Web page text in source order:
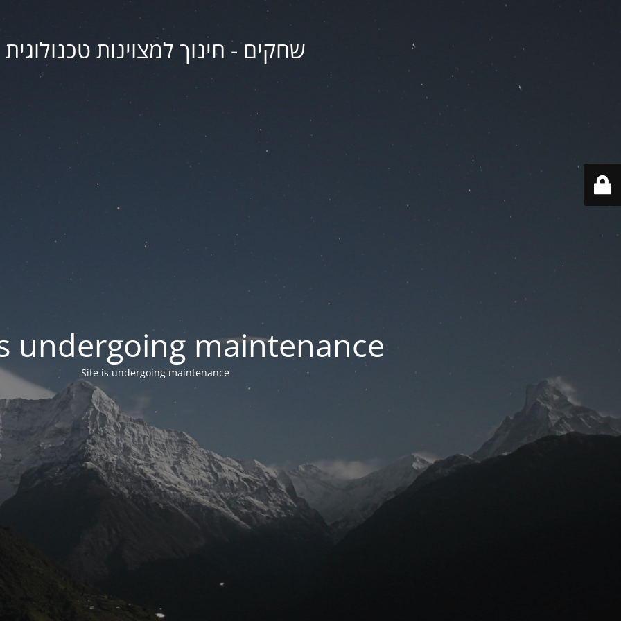
שחקים - חינוך למצוינות טכנולוגית
undergoing maintenance
Site is undergoing maintenance